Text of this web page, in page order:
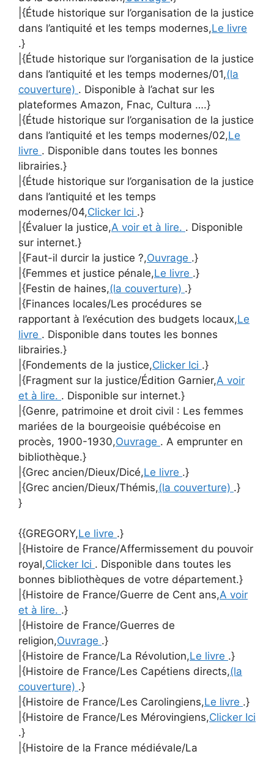
|{Étude historique sur l’organisation de la justice
dans l’antiquité et les temps modernes,Le livre
.}
|{Étude historique sur l’organisation de la justice
dans l’antiquité et les temps modernes/01,(la
couverture) . Disponible à l’achat sur les
plateformes Amazon, Fnac, Cultura ….}
|{Étude historique sur l’organisation de la justice
dans l’antiquité et les temps modernes/02,Le
livre . Disponible dans toutes les bonnes
librairies.}
|{Étude historique sur l’organisation de la justice
dans l’antiquité et les temps
modernes/04,Clicker Ici .}
|{Évaluer la justice,A voir et à lire. . Disponible
sur internet.}
|{Faut-il durcir la justice ?,Ouvrage .}
|{Femmes et justice pénale,Le livre .}
|{Festin de haines,(la couverture) .}
|{Finances locales/Les procédures se
rapportant à l’exécution des budgets locaux,Le
livre . Disponible dans toutes les bonnes
librairies.}
|{Fondements de la justice,Clicker Ici .}
|{Fragment sur la justice/Édition Garnier,A voir
et à lire. . Disponible sur internet.}
|{Genre, patrimoine et droit civil : Les femmes
mariées de la bourgeoisie québécoise en
procès, 1900-1930,Ouvrage . A emprunter en
bibliothèque.}
|{Grec ancien/Dieux/Dicé,Le livre .}
|{Grec ancien/Dieux/Thémis,(la couverture) .}
}
{{GREGORY,Le livre .}
|{Histoire de France/Affermissement du pouvoir
royal,Clicker Ici . Disponible dans toutes les
bonnes bibliothèques de votre département.}
|{Histoire de France/Guerre de Cent ans,A voir
et à lire. .}
|{Histoire de France/Guerres de
religion,Ouvrage .}
|{Histoire de France/La Révolution,Le livre .}
|{Histoire de France/Les Capétiens directs,(la
couverture) .}
|{Histoire de France/Les Carolingiens,Le livre .}
|{Histoire de France/Les Mérovingiens,Clicker Ici
.}
|{Histoire de la France médiévale/La